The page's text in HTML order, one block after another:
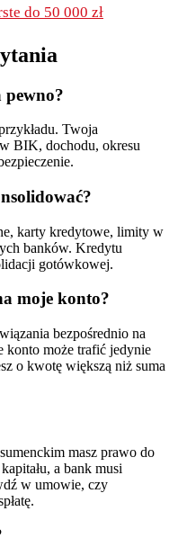
do 50 000 zł
pewno?
Twoja
BIK, dochodu, okresu
karty kredytowe, limity w
banków. Kredytu
gotówkowej.
moje konto?
bezpośrednio na
konto może trafić jedynie
o kwotę większą niż suma
masz prawo do
a bank musi
w umowie, czy